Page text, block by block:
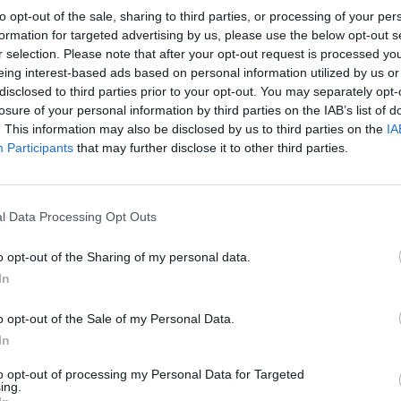
opt-out of the sale, sharing to third parties, or processing of your
for targeted advertising by us, please use the below opt-out
selection. Please note that after your opt-out request is processed
interest-based ads based on personal information utilized by us
to third parties prior to your opt-out. You may separately
of your personal information by third parties on the IAB’s list of
This information may also be disclosed by us to third parties on the
Participants that may further disclose it to other third parties.
Data Processing Opt Outs
opt-out of the Sharing of my personal data.
opt-out of the Sale of my Personal Data.
opt-out of processing my Personal Data for Targeted
Y qui mène à l'église. La
vers le portail de l'église
de la D30).
Meld een fout